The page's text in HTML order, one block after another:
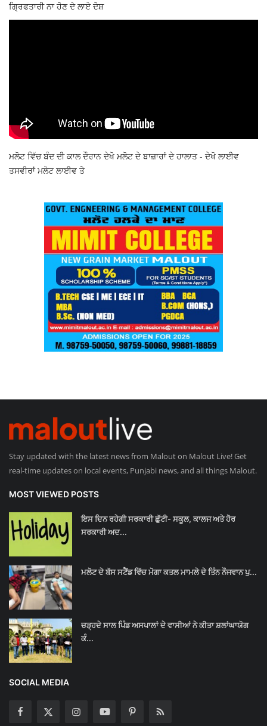
ਗ੍ਰਿਫਤਾਰੀ ਨਾ ਹੋਣ ਦੇ ਲਾਏ ਦੋਸ਼
ਮਲੋਟ ਵਿੱਚ ਬੰਦ ਦੀ ਕਾਲ ਦੌਰਾਨ ਦੇਖੋ ਮਲੋਟ ਦੇ ਬਾਜ਼ਾਰਾਂ ਦੇ ਹਾਲਾਤ - ਦੇਖੋ ਲਾਈਵ
ਤਸਵੀਰਾਂ ਮਲੋਟ ਲਾਈਵ ਤੇ
Stay updated with the latest news from Malout on Malout Live! Get
real-time updates on local events, Punjabi news, and all things Malout.
MOST VIEWED POSTS
ਇਸ ਦਿਨ ਰਹੇਗੀ ਸਰਕਾਰੀ ਛੁੱਟੀ- ਸਕੂਲ, ਕਾਲਜ ਅਤੇ ਹੋਰ
ਸਰਕਾਰੀ ਅਦ...
ਮਲੋਟ ਦੇ ਬੱਸ ਸਟੈਂਡ ਵਿੱਚ ਮੋਗਾ ਕਤਲ ਮਾਮਲੇ ਦੇ ਤਿੰਨ ਨੌਜਵਾਨ ਪੁ...
ਚੜ੍ਹਦੇ ਸਾਲ ਪਿੰਡ ਅਸਪਾਲਾਂ ਦੇ ਵਾਸੀਆਂ ਨੇ ਕੀਤਾ ਸ਼ਲਾਂਘਾਯੋਗ
ਕੰ...
SOCIAL MEDIA